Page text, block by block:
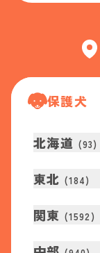
保護犬
北海道 (93)
東北 (184)
関東 (1592 )